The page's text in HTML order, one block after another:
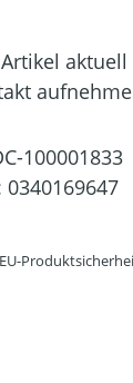
100001833
0340169647